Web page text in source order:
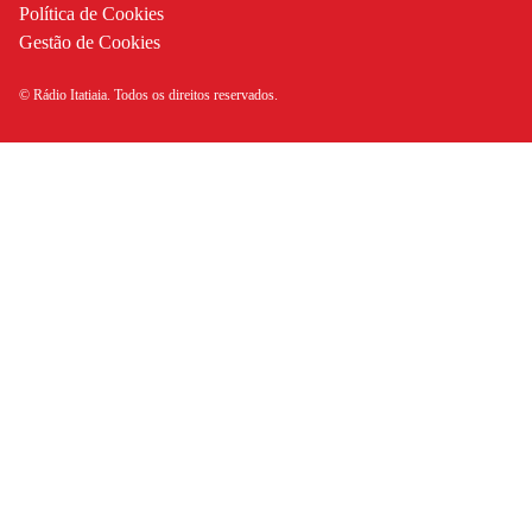
Política de Cookies
Gestão de Cookies
© Rádio Itatiaia. Todos os direitos reservados.